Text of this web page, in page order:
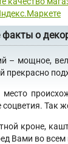
о
– мощное,
прекрасно
место
соцветия. Так
кроне,
Вами во